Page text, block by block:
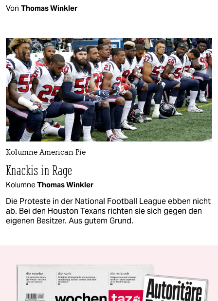
Von Thomas Winkler
Kolumne American Pie
Knackis in Rage
KolumneThomas Winkler
Die Proteste in der National Football League ebben nicht
ab. Bei den Houston Texans richten sie sich gegen den
eigenen Besitzer. Aus gutem Grund.